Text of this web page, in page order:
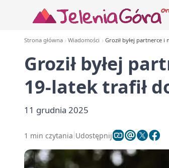
Strona główna Wiadomości Groził byłej partnerce i
Groził byłej
19-latek trafił
11 grudnia 2025
1 min czytania Udostępnij